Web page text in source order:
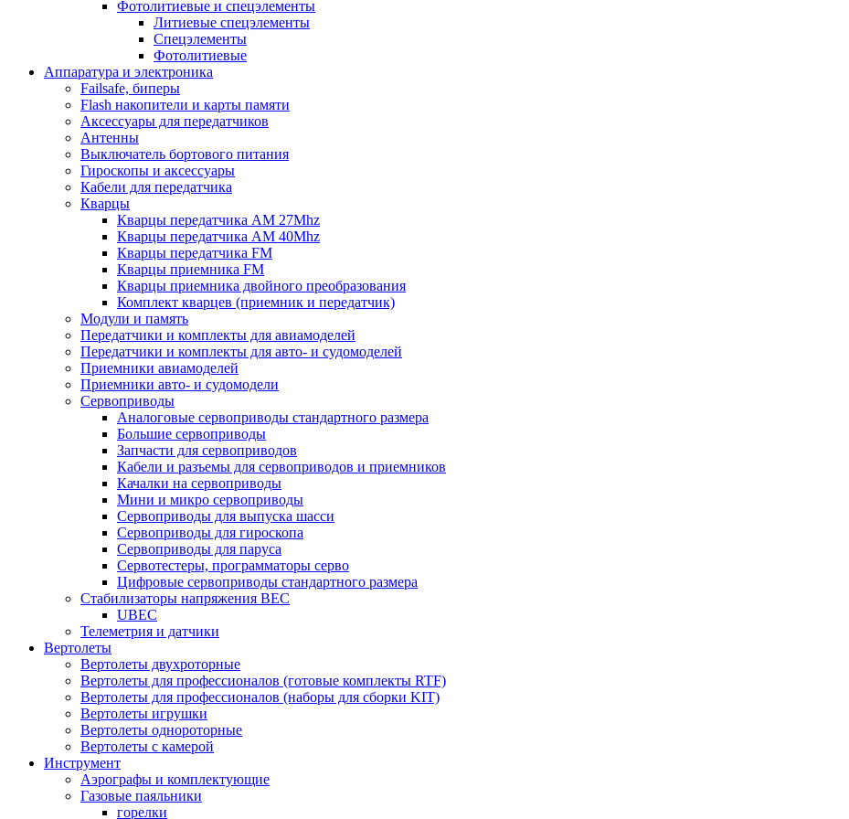
Фотолитиевые и спецэлементы
Литиевые спецэлементы
Спецэлементы
Фотолитиевые
Аппаратура и электроника
Failsafe, биперы
Flash накопители и карты памяти
Аксессуары для передатчиков
Антенны
Выключатель бортового питания
Гироскопы и аксессуары
Кабели для передатчика
Кварцы
Кварцы передатчика AM 27Mhz
Кварцы передатчика AM 40Mhz
Кварцы передатчика FM
Кварцы приемника FM
Кварцы приемника двойного преобразования
Комплект кварцев (приемник и передатчик)
Модули и память
Передатчики и комплекты для авиамоделей
Передатчики и комплекты для авто- и судомоделей
Приемники авиамоделей
Приемники авто- и судомодели
Сервоприводы
Аналоговые сервоприводы стандартного размера
Большие сервоприводы
Запчасти для сервоприводов
Кабели и разъемы для сервоприводов и приемников
Качалки на сервоприводы
Мини и микро сервоприводы
Сервоприводы для выпуска шасси
Сервоприводы для гироскопа
Сервоприводы для паруса
Сервотестеры, программаторы серво
Цифровые сервоприводы стандартного размера
Стабилизаторы напряжения BEC
UBEC
Телеметрия и датчики
Вертолеты
Вертолеты двухроторные
Вертолеты для профессионалов (готовые комплекты RTF)
Вертолеты для профессионалов (наборы для сборки KIT)
Вертолеты игрушки
Вертолеты однороторные
Вертолеты с камерой
Инструмент
Аэрографы и комплектующие
Газовые паяльники
горелки